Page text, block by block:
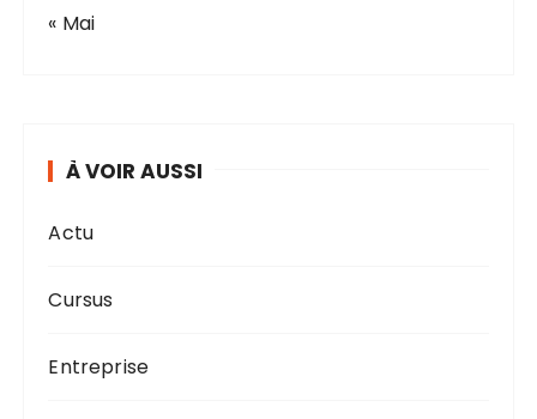
« Mai
À VOIR AUSSI
Actu
Cursus
Entreprise